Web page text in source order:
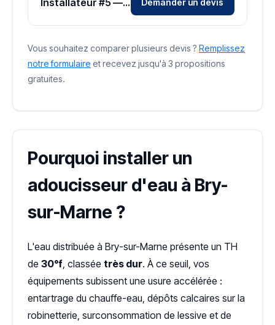
Demander un devis
Vous souhaitez comparer plusieurs devis ? Remplissez
notre formulaire et recevez jusqu'à 3 propositions
gratuites.
Pourquoi installer un
adoucisseur d'eau à Bry-
sur-Marne ?
L'eau distribuée à Bry-sur-Marne présente un TH
de 30°f , classée très dur. À ce seuil, vos
équipements subissent une usure accélérée :
entartrage du chauffe-eau, dépôts calcaires sur la
robinetterie, surconsommation de lessive et de